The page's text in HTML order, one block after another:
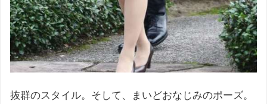
抜群のスタイル。そして、まいどおなじみのポーズ。